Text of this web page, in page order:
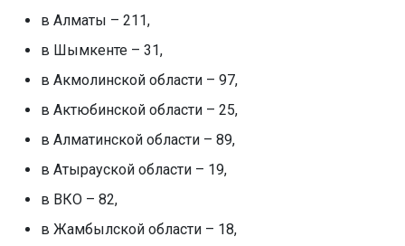
в Алматы – 211,
в Шымкенте – 31,
в Акмолинской области – 97,
в Актюбинской области – 25,
в Алматинской области – 89,
в Атырауской области – 19,
в ВКО – 82,
в Жамбылской области – 18,